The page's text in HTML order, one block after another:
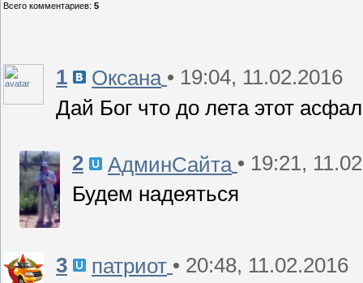
Всего комментариев: 5
1 Оксана • 19:04, 11.02.2016
Дай Бог что до лета этот
2 АдминСайта • 19:21,
Будем надеяться
3 патриот • 20:48, 11.02.2016